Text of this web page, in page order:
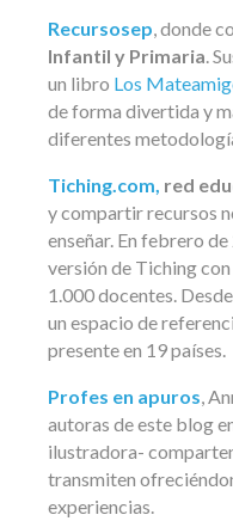
Recursosep, donde
Infantil y Primaria.
un libro Los
de forma divertida y
diferentes
Tiching.com, red
y compartir recursos
enseñar. En febrero
versión de Tiching
1.000 docentes.
un espacio de
presente en 19 países.
Profes en apuros,
autoras de este blog
ilustradora-
transmiten
experiencias.